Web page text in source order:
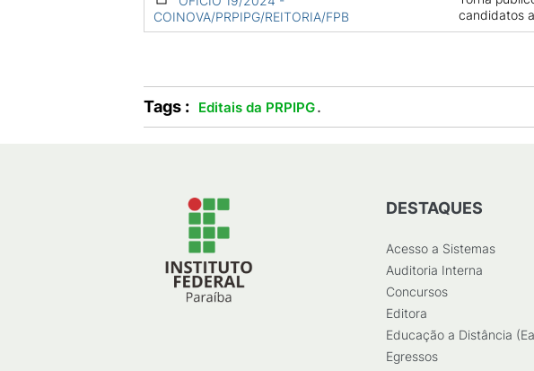
COINOVA/PRPIPG/REITORIA/FPB
candidatos
Tags : Editais da PRPIPG.
DESTAQUES
Acesso a Sistemas
Auditoria Interna
Concursos
Editora
Educação a Distância
Egressos